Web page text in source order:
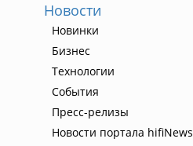
Новости
Новинки
Бизнес
Технологии
События
Пресс-релизы
Новости портала hifiNews